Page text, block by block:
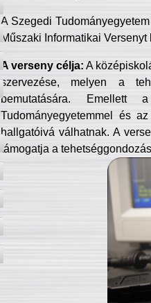
A Szegedi
Műszaki Informatikai
A verseny célja: A
szervezése, melyen a
bemutatására. Emellett
Tudományegyetemmel és
hallgatóivá válhatnak. A
támogatja a